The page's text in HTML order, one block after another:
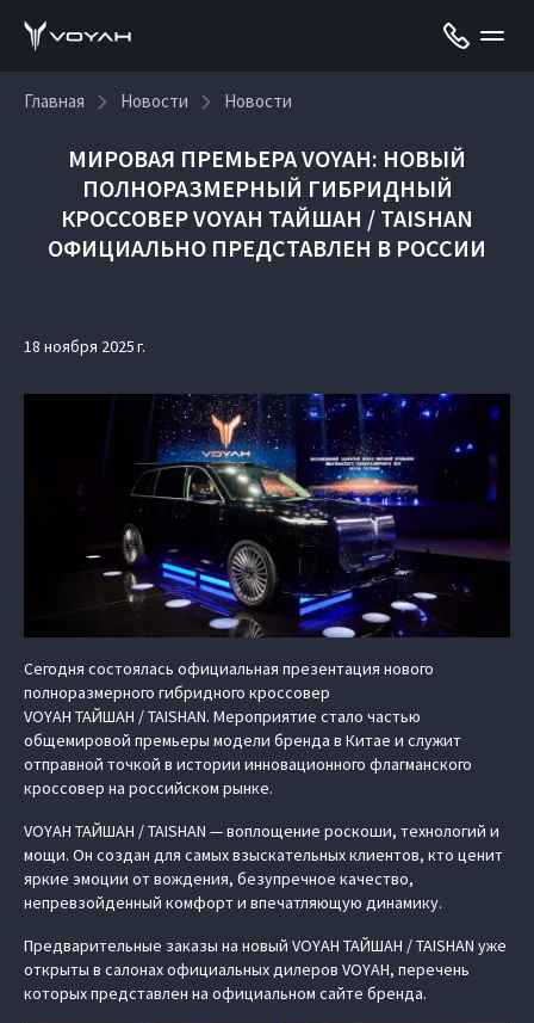
Главная Новости Новости
МИРОВАЯ ПРЕМЬЕРА VOYAH: НОВЫЙ
ПОЛНОРАЗМЕРНЫЙ ГИБРИДНЫЙ
КРОССОВЕР VOYAH ТАЙШАН / TAISHAN
ОФИЦИАЛЬНО ПРЕДСТАВЛЕН В РОССИИ
18 ноября 2025 г.
Сегодня состоялась официальная презентация нового
полноразмерного гибридного кроссовер
VOYAH ТАЙШАН / TAISHAN. Мероприятие стало частью
общемировой премьеры модели бренда в Китае и служит
отправной точкой в истории инновационного флагманского
кроссовер на российском рынке.
VOYAH ТАЙШАН / TAISHAN — воплощение роскоши, технологий и
мощи. Он создан для самых взыскательных клиентов, кто ценит
яркие эмоции от вождения, безупречное качество,
непревзойденный комфорт и впечатляющую динамику.
Предварительные заказы на новый VOYAH ТАЙШАН / TAISHAN уже
открыты в салонах официальных дилеров VOYAH, перечень
которых представлен на официальном сайте бренда.